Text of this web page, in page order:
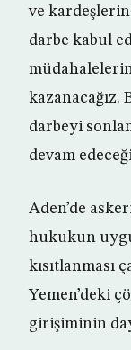
ve
darbe kabul
kazanacağız.
darbeyi
devam
Aden’de
hukukun
kısıtlanması
Yemen’deki
girişiminin